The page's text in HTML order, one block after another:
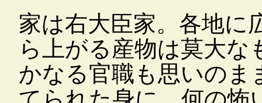
家は右大臣家。各地に
ら上がる産物は莫大な
かなる官職も思いのま